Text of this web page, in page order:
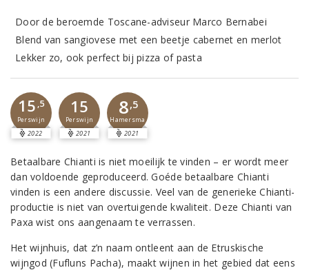
Door de beroemde Toscane-adviseur Marco Bernabei
Blend van sangiovese met een beetje cabernet en merlot
Lekker zo, ook perfect bij pizza of pasta
15 ,5
Perswijn
2022
15
Perswijn
2021
8,5
Hamersma
2021
Betaalbare Chianti is niet moeilijk te vinden – er wordt meer
dan voldoende geproduceerd. Goéde betaalbare Chianti
vinden is een andere discussie. Veel van de generieke Chianti-
productie is niet van overtuigende kwaliteit. Deze Chianti van
Paxa wist ons aangenaam te verrassen.
Het wijnhuis, dat z’n naam ontleent aan de Etruskische
wijngod (Fufluns Pacha), maakt wijnen in het gebied dat eens